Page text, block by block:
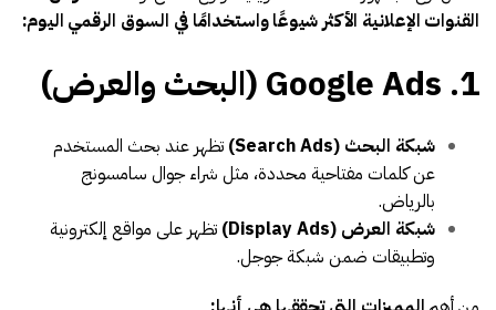
القنوات الإعلانية الأكثر شيوعًا واستخدامًا في السوق الرقمي اليوم:
1. Google Ads (البحث والعرض)
شبكة البحث (Search Ads)
تظهر عند بحث المستخدم
عن كلمات مفتاحية محددة، مثل شراء جوال سامسونج
بالرياض.
شبكة العرض (Display Ads)
تظهر على مواقع إلكترونية
وتطبيقات ضمن شبكة جوجل.